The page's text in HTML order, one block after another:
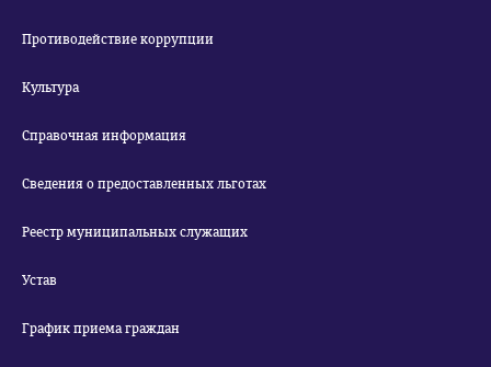
Противодействие коррупции
Культура
Справочная информация
Сведения о предоставленных льготах
Реестр муниципальных служащих
Устав
График приема граждан